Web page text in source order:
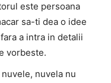
este persoana
sa-ti dea o idee
a intra in detalii
vorbeste.
nuvela nu